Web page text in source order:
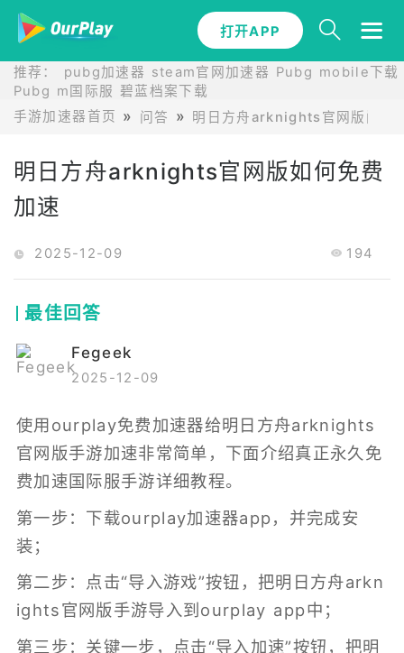
打开APP
推荐： pubg加速器 steam官网加速器 Pubg mobile下载
Pubg m国际服 碧蓝档案下载
手游加速器首页
问答 明日方舟arknights官网版问答
明日方舟arknights官网版如何免费
加速
2025-12-09 194
最佳回答
Fegeek
2025-12-09
使用ourplay免费加速器给明日方舟arknights
官网版手游加速非常简单，下面介绍真正永久免
费加速国际服手游详细教程。
第一步：下载ourplay加速器app，并完成安
装；
第二步：点击“导入游戏”按钮，把明日方舟arkn
ights官网版手游导入到ourplay app中；
第三步：关键一步，点击“导入加速”按钮，把明